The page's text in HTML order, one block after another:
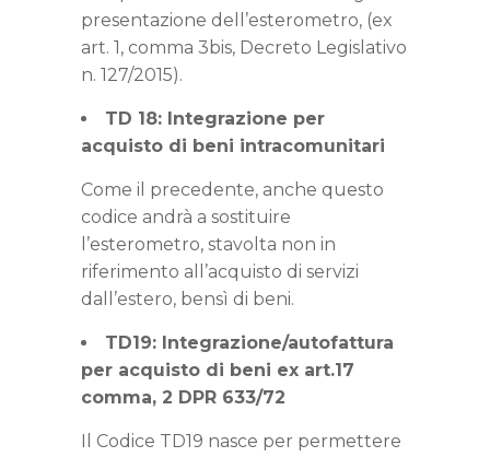
presentazione dell’esterometro, (ex
art. 1, comma 3bis, Decreto Legislativo
n. 127/2015).
TD 18: Integrazione per
acquisto di beni intracomunitari
Come il precedente, anche questo
codice andrà a sostituire
l’esterometro, stavolta non in
riferimento all’acquisto di servizi
dall’estero, bensì di beni.
TD19: Integrazione/autofattura
per acquisto di beni ex art.17
comma, 2 DPR 633/72
Il Codice TD19 nasce per permettere